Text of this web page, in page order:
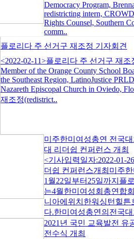
Democracy Program,
redistricting intern,
Rights Counsel, Southern
comm..
플로리다 주 선거구 재조정 기자회견
<2022-02-11>플로리다 주 선거구 재조
Member of the Orange County School
the Southeast Region, LatinoJustice
Nazareth Episcopal Church in Oviedo,
재조정(redistrict..
미주한미여성총연 전국대
대 리더쉽 컨퍼런스 개최
<기사입력일자:2022-01-
더쉽 컨퍼런스개최미주
1월22일부터25일까지플
는4월한미여성회총연합
니아에위치한워싱턴힐
다.한미여성총연의전국
2021년 국민 교육발전 유
전수식 개최